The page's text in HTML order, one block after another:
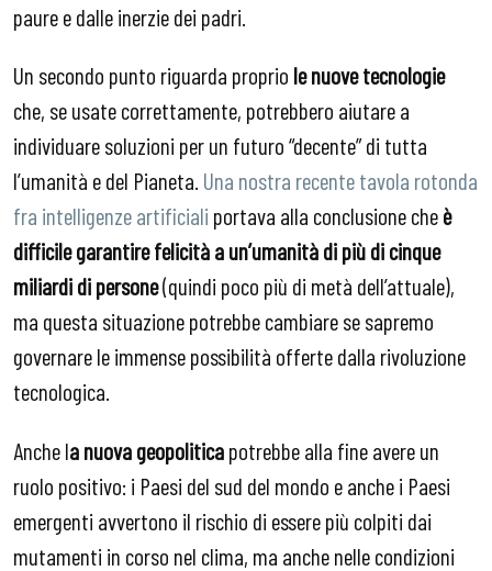
paure e dalle inerzie dei padri.
Un secondo punto riguarda proprio le nuove tecnologie
che, se usate correttamente, potrebbero aiutare a
individuare soluzioni per un futuro “decente” di tutta
l’umanità e del Pianeta. Una nostra recente tavola rotonda
fra intelligenze artificiali portava alla conclusione cheè
difficile garantire felicità a un’umanità di più di cinque
miliardi di persone(quindi poco più di metà dell’attuale),
ma questa situazione potrebbe cambiare se sapremo
governare le immense possibilità offerte dalla rivoluzione
tecnologica.
Anche la nuova geopoliticapotrebbe alla fine avere un
ruolo positivo: i Paesi del sud del mondo e anche i Paesi
emergenti avvertono il rischio di essere più colpiti dai
mutamenti in corso nel clima, ma anche nelle condizioni